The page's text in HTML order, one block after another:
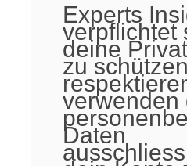
Experts
verpflichtet
deine
zu
verwenden
Daten